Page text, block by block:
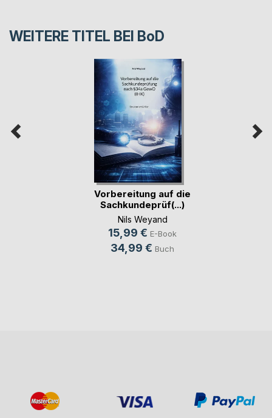
WEITERE TITEL BEI BoD
Vorbereitung auf die
Sachkundeprüf(...)
Nils Weyand
15,99 € E-Book
34,99 € Buch